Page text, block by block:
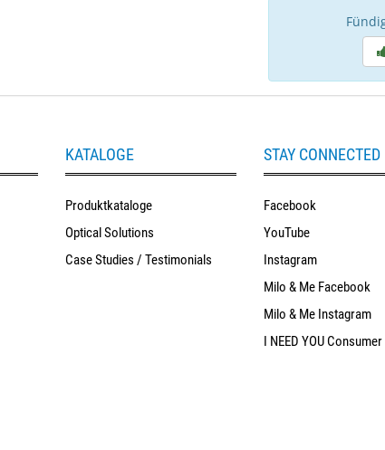
KATALOGE
Produktkataloge
Optical Solutions
Case Studies / Testimonials
STAY CONNECTED
Facebook
YouTube
Instagram
Milo & Me Facebook
Milo & Me Instagram
I NEED YOU Consumer